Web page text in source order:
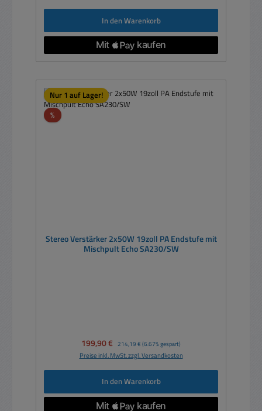
In den Warenkorb
Nur 1 auf Lager!
%Rabatt
Stereo Verstärker 2x50W 19zoll PA Endstufe mit
Mischpult Echo SA230/SW
Verkaufspreis:
199,90 € Regulärer Preis:
214,19 € (6.67% gespart)
Preise inkl. MwSt. zzgl. Versandkosten
In den Warenkorb